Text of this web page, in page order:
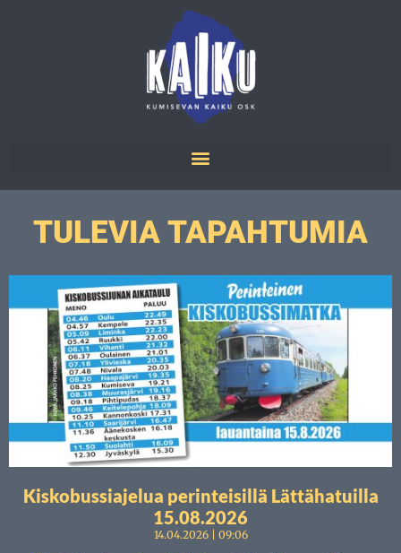
TULEVIA TAPAHTUMIA
Kiskobussiajelua perinteisillä Lättähatuilla
15.08.2026
14.04.2026 09:06